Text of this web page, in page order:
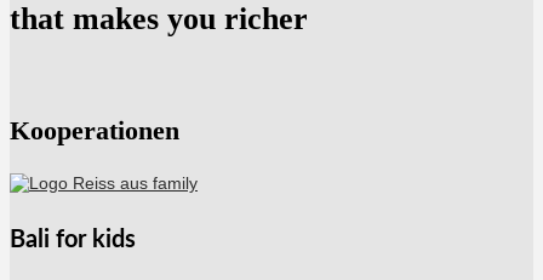
that makes you richer
Kooperationen
Bali for kids